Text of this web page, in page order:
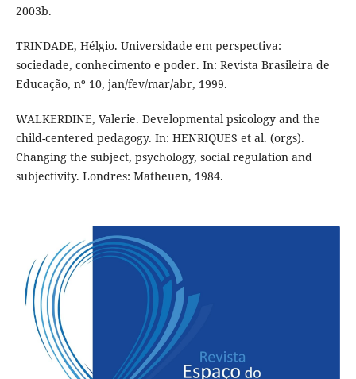
2003b.
TRINDADE, Hélgio. Universidade em perspectiva:
sociedade, conhecimento e poder. In: Revista Brasileira de
Educação, nº 10, jan/fev/mar/abr, 1999.
WALKERDINE, Valerie. Developmental psicology and the
child-centered pedagogy. In: HENRIQUES et al. (orgs).
Changing the subject, psychology, social regulation and
subjectivity. Londres: Matheuen, 1984.